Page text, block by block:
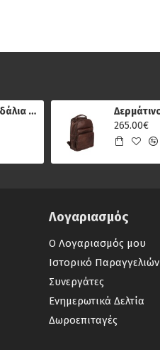
Γυναικεία Δερμάτινα Σανδάλια Κούρος 14, Καφέ
265.00€
Λογαριασμός
Ο Λογαριασμός μου
Ιστορικό Παραγγελιών
Συνεργάτες
Ενημερωτικά Δελτία
Δωροεπιταγές